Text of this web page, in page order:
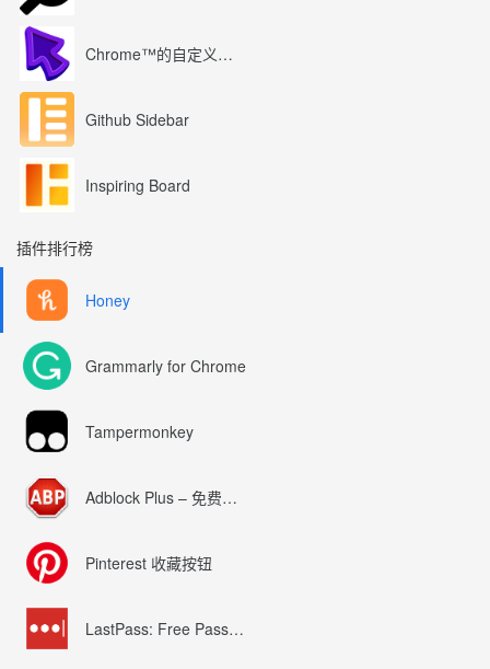
Chrome™的自定义光标
Github Sidebar
Inspiring Board
插件排行榜
Honey
Grammarly for Chrome
Tampermonkey
Adblock Plus – 免费的广告拦截器
Pinterest 收藏按钮
LastPass: Free Password Manager